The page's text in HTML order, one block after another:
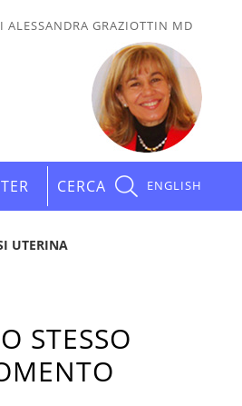
ALESSANDRA GRAZIOTTIN MD
CERCA ENGLISH
UTERINA
STESSO